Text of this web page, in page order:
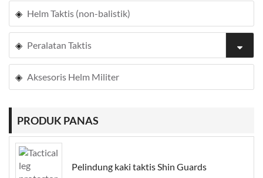
Helm Taktis (non-balistik)
Peralatan Taktis
Aksesoris Helm Militer
PRODUK PANAS
Pelindung kaki taktis Shin Guards